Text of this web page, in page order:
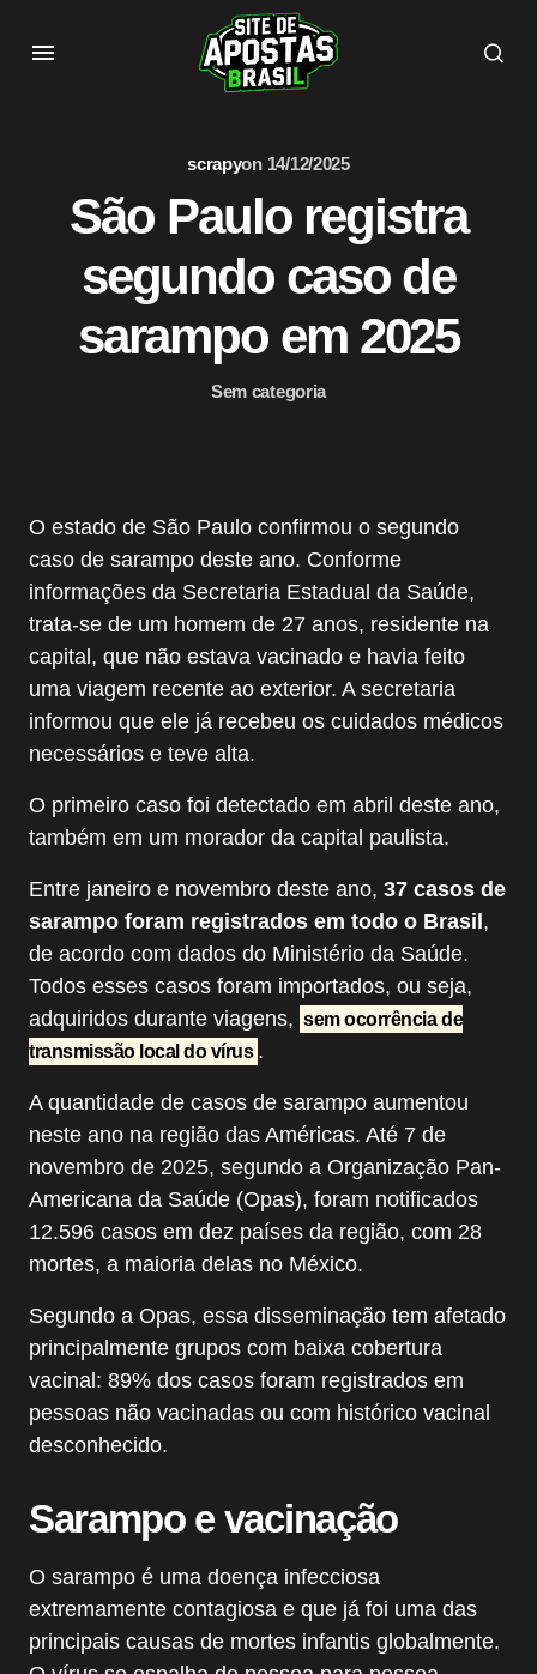
scrapyon 14/12/2025
São Paulo registra
segundo caso de
sarampo em 2025
Sem categoria
O estado de São Paulo confirmou o segundo
caso de sarampo deste ano. Conforme
informações da Secretaria Estadual da Saúde,
trata-se de um homem de 27 anos, residente na
capital, que não estava vacinado e havia feito
uma viagem recente ao exterior. A secretaria
informou que ele já recebeu os cuidados médicos
necessários e teve alta.
O primeiro caso foi detectado em abril deste ano,
também em um morador da capital paulista.
Entre janeiro e novembro deste ano, 37 casos de
sarampo foram registrados em todo o Brasil ,
de acordo com dados do Ministério da Saúde.
Todos esses casos foram importados, ou seja,
adquiridos durante viagens, sem ocorrência de
transmissão local do vírus .
A quantidade de casos de sarampo aumentou
neste ano na região das Américas. Até 7 de
novembro de 2025, segundo a Organização Pan-
Americana da Saúde (Opas), foram notificados
12.596 casos em dez países da região, com 28
mortes, a maioria delas no México.
Segundo a Opas, essa disseminação tem afetado
principalmente grupos com baixa cobertura
vacinal: 89% dos casos foram registrados em
pessoas não vacinadas ou com histórico vacinal
desconhecido.
Sarampo e vacinação
O sarampo é uma doença infecciosa
extremamente contagiosa e que já foi uma das
principais causas de mortes infantis globalmente.